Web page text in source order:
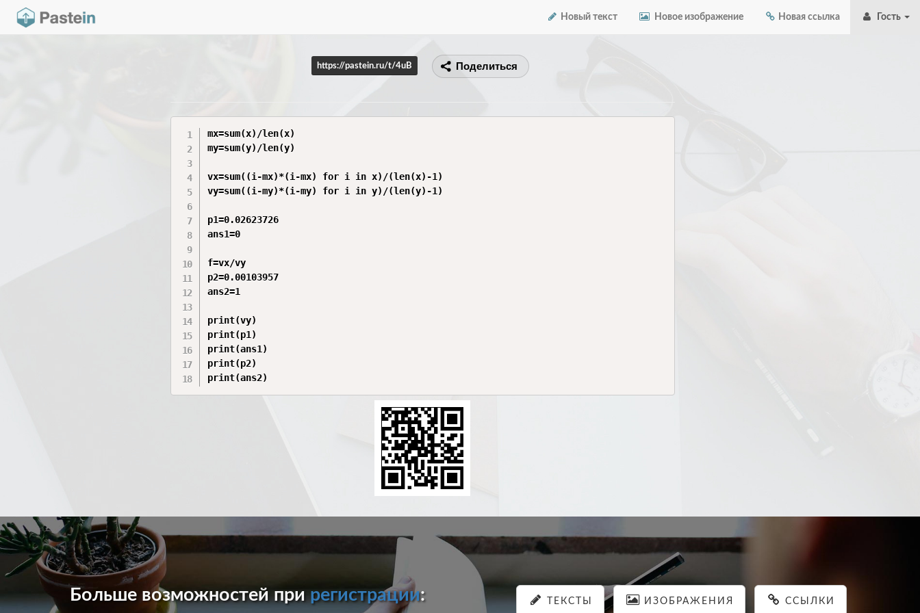
Новый текст Новое изображение Новая ссылка Гость
https://pastein.ru/t/4uB Поделиться
mx=sum(x)/len(x)
my=sum(y)/len(y)
vx=sum((i-mx)*(i-mx) for i in x)/(len(x)-1)
vy=sum((i-my)*(i-my) for i in y)/(len(y)-1)
p1=0.02623726
ans1=0
f=vx/vy
p2=0.00103957
ans2=1
print(vy)
print(p1)
print(ans1)
print(p2)
print(ans2)
Больше возможностей прирегистрации: ТЕКСТЫ ИЗОБРАЖЕНИЯ ССЫЛКИ